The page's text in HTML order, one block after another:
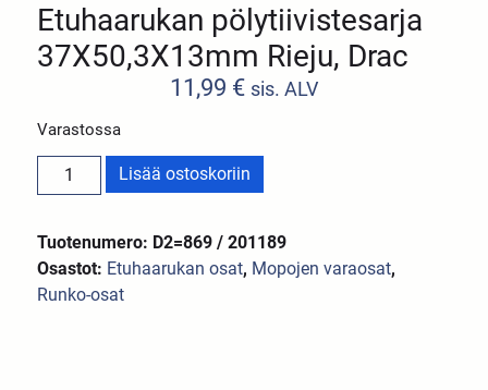
Etuhaarukan pölytiivistesarja
37X50,3X13mm Rieju, Drac
11,99 € sis. ALV
Varastossa
Lisää ostoskoriin
Tuotenumero: D2=869 / 201189
Osastot: Etuhaarukan osat, Mopojen varaosat,
Runko-osat